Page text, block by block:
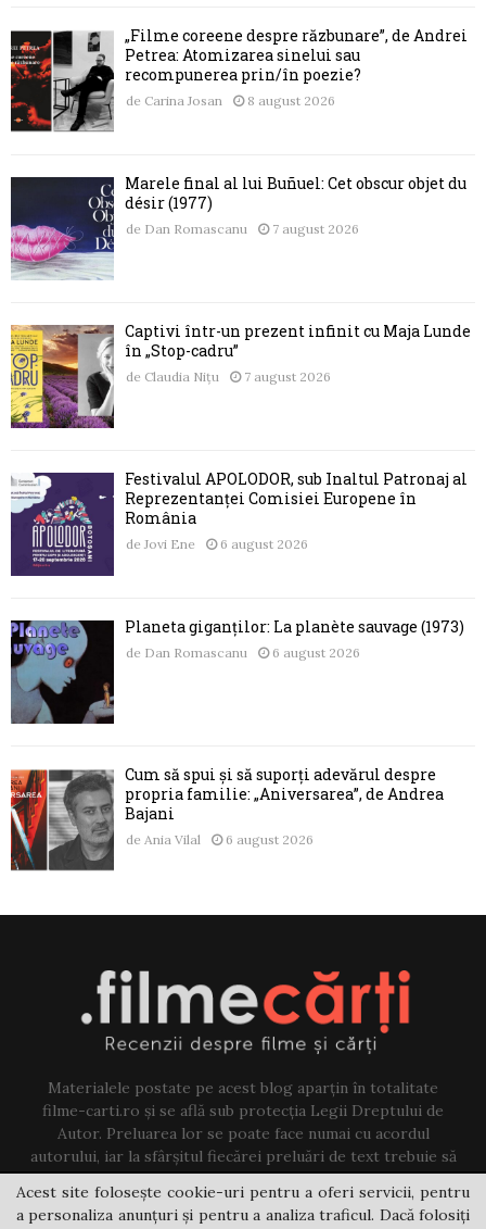
„Filme coreene despre răzbunare”, de Andrei
Petrea: Atomizarea sinelui sau
recompunerea prin/în poezie?
de Carina Josan 8 august 2026
Marele final al lui Buñuel: Cet obscur objet du
désir (1977)
de Dan Romascanu 7 august 2026
Captivi într-un prezent infinit cu Maja Lunde
în „Stop-cadru”
de Claudia Nițu 7 august 2026
Festivalul APOLODOR, sub Înaltul Patronaj al
Reprezentanței Comisiei Europene în
România
de Jovi Ene 6 august 2026
Planeta giganților: La planète sauvage (1973)
de Dan Romascanu 6 august 2026
Cum să spui și să suporți adevărul despre
propria familie: „Aniversarea”, de Andrea
Bajani
de Ania Vilal 6 august 2026
Materialele postate pe acest blog aparțin în totalitate
filme-carti.ro și se află sub protecția Legii Dreptului de
Autor. Preluarea lor se poate face numai cu acordul
autorului, iar la sfârșitul fiecărei preluări de text trebuie să
existe un link către acest blog.
Contact us:jovi@filme-carti.ro
Acest site folosește cookie-uri pentru a oferi servicii, pentru
a personaliza anunțuri și pentru a analiza traficul. Dacă folosiți